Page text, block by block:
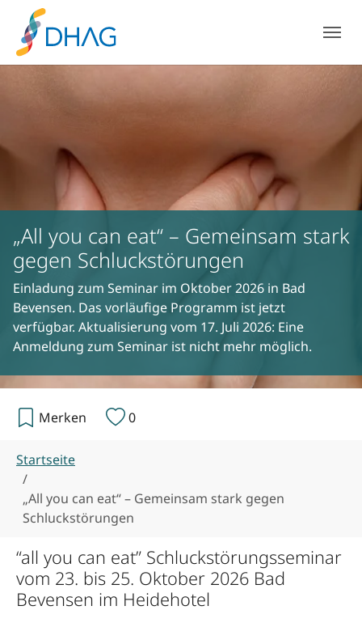
Zum Hauptinhalt springen
Skip to page footer
„All you can eat“ – Gemeinsam stark
gegen Schluckstörungen
Einladung zum Seminar im Oktober 2026 in Bad
Bevensen. Das vorläufige Programm ist jetzt
verfügbar. Aktualisierung vom 17. Juli 2026: Eine
Anmeldung zum Seminar ist nicht mehr möglich.
Merken
0
Startseite
„All you can eat“ – Gemeinsam stark gegen
Schluckstörungen
“all you can eat” Schluckstörungsseminar
vom 23. bis 25. Oktober 2026 Bad
Bevensen im Heidehotel